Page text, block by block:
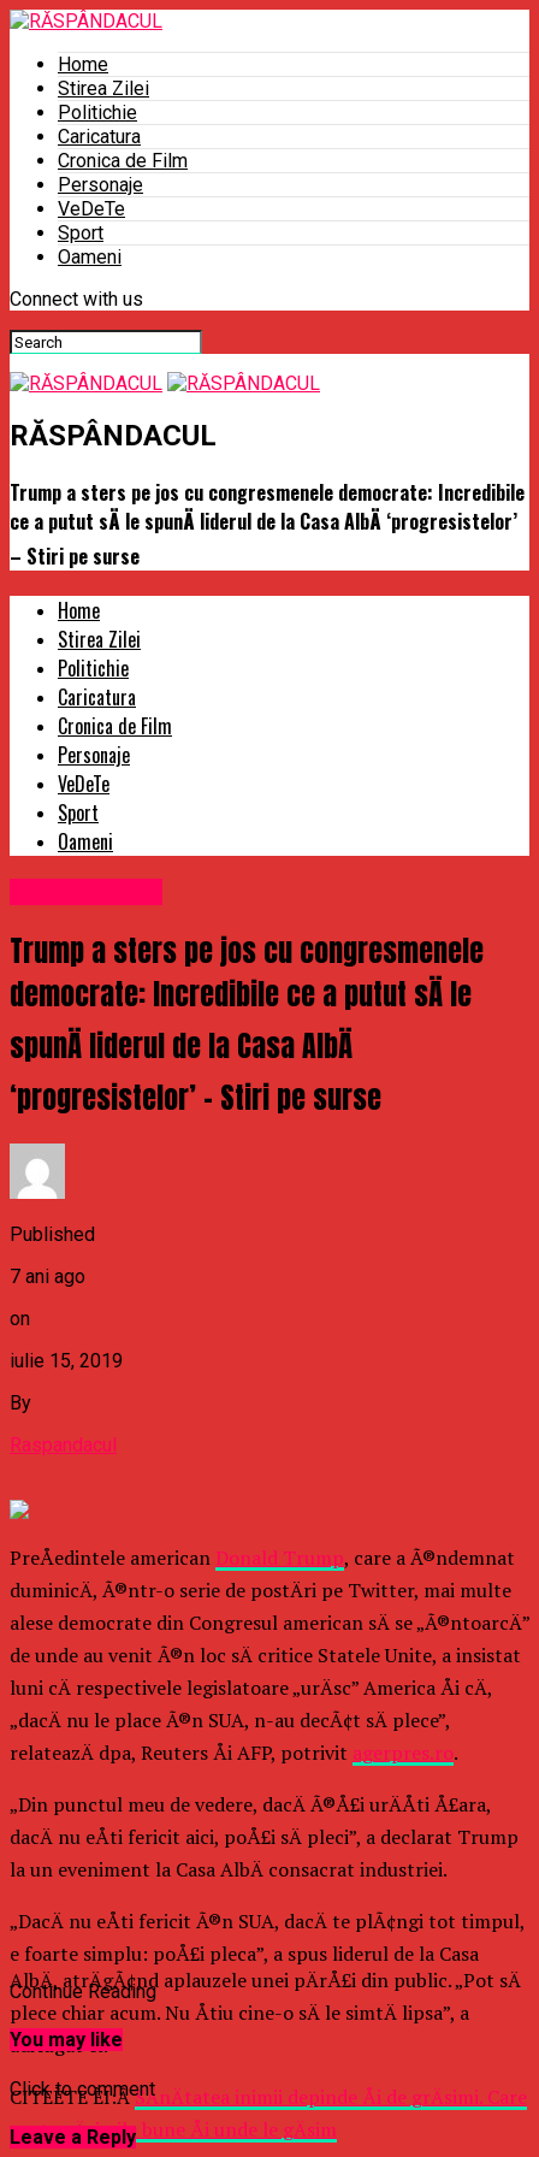
Home
Stirea Zilei
Politichie
Caricatura
Cronica de Film
Personaje
VeDeTe
Sport
Oameni
Connect with us
RĂSPÂNDACUL
Trump a sters pe jos cu congresmenele democrate: Incredibile
ce a putut sÄ le spunÄ liderul de la Casa AlbÄ ‘progresistelor’
– Stiri pe surse
Home
Stirea Zilei
Politichie
Caricatura
Cronica de Film
Personaje
VeDeTe
Sport
Oameni
Trump a sters pe jos cu congresmenele
democrate: Incredibile ce a putut sÄ le
spunÄ liderul de la Casa AlbÄ
‘progresistelor’ – Stiri pe surse
Published
7 ani ago
on
iulie 15, 2019
By
Raspandacul
PreÅedintele american Donald Trump, care a Ã®ndemnat
duminicÄ, Ã®ntr-o serie de postÄri pe Twitter, mai multe
alese democrate din Congresul american sÄ se „Ã®ntoarcÄ”
de unde au venit Ã®n loc sÄ critice Statele Unite, a insistat
luni cÄ respectivele legislatoare „urÄsc” America Åi cÄ,
„dacÄ nu le place Ã®n SUA, n-au decÃ¢t sÄ plece”,
relateazÄ dpa, Reuters Åi AFP, potrivit agerpres.ro.
„Din punctul meu de vedere, dacÄ Ã®Å£i urÄÅti Å£ara,
dacÄ nu eÅti fericit aici, poÅ£i sÄ pleci”, a declarat Trump
la un eveniment la Casa AlbÄ consacrat industriei.
„DacÄ nu eÅti fericit Ã®n SUA, dacÄ te plÃ¢ngi tot timpul,
e foarte simplu: poÅ£i pleca”, a spus liderul de la Casa
AlbÄ, atrÄgÃ¢nd aplauzele unei pÄrÅ£i din public. „Pot sÄ
plece chiar acum. Nu Åtiu cine-o sÄ le simtÄ lipsa”, a
adÄugat el.
CITEÈTE ÈI:ÂSÄnÄtatea inimii depinde Åi de grÄsimi. Care
sunt grÄsimile bune Åi unde le gÄsim
Continue Reading
You may like
Click to comment
Leave a Reply